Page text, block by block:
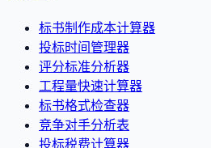
标书制作成本计算器
投标时间管理器
评分标准分析器
工程量快速计算器
标书格式检查器
竞争对手分析表
投标税费计算器